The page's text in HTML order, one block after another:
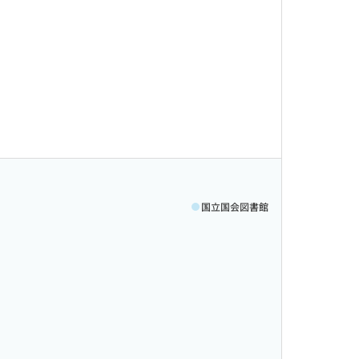
国立国会図書館